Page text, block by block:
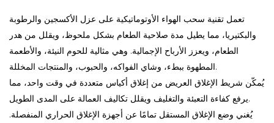
تعمل تقنية سحب الهواء الأوتوماتيكية على عزل الأكسجين والرطوبة
والبكتيريا، مما يطيل مدة صلاحية الطعام بشكل ملحوظ، ويقلل من هدر
الطعام، ويعزز الأرباح الإجمالية. وهي مثالية للحوم النيئة، والأطعمة
المطهوة ببطء، وشاي الفواكه، والحبوب، والمنتجات المخللة.
يُمكّن شريط الإغلاق العريض من إغلاق أكياس متعددة في وقت واحد، مما
يرفع كفاءة التعبئة والتغليف ويقلل تكاليف العمالة على المدى الطويل.
يُغني وضع الإغلاق المستقل تمامًا عن أجهزة الإغلاق الحراري المنفصلة.